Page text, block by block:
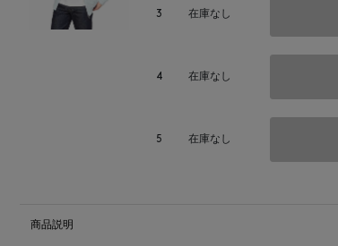
3 在庫なし
4 在庫なし
5 在庫なし
商品説明